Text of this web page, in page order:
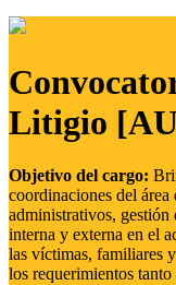
Litigio
Objetivo del cargo:
coordinaciones del
administrativos,
interna y externa en el
las víctimas, familiares
los requerimientos